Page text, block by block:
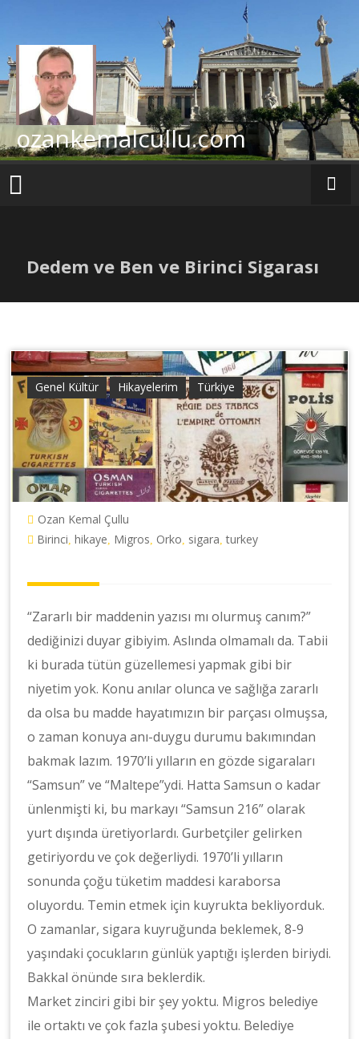
ozankemalcullu.com
Dedem ve Ben ve Birinci Sigarası
Genel Kültür Hikayelerim Türkiye
Ozan Kemal Çullu
Birinci hikaye Migros Orko sigara ,turkey
“Zararlı bir maddenin yazısı mı olurmuş canım?”
dediğinizi duyar gibiyim. Aslında olmamalı da. Tabii
ki burada tütün güzellemesi yapmak gibi bir
niyetim yok. Konu anılar olunca ve sağlığa zararlı
da olsa bu madde hayatımızın bir parçası olmuşsa,
o zaman konuya anı-duygu durumu bakımından
bakmak lazım. 1970’li yılların en gözde sigaraları
“Samsun” ve “Maltepe”ydi. Hatta Samsun o kadar
ünlenmişti ki, bu markayı “Samsun 216” olarak
yurt dışında üretiyorlardı. Gurbetçiler gelirken
getiriyordu ve çok değerliydi. 1970’li yılların
sonunda çoğu tüketim maddesi karaborsa
oluyordu. Temin etmek için kuyrukta bekliyorduk.
O zamanlar, sigara kuyruğunda beklemek, 8-9
yaşındaki çocukların günlük yaptığı işlerden biriydi.
Bakkal önünde sıra beklerdik.
Market zinciri gibi bir şey yoktu. Migros belediye
ile ortaktı ve çok fazla şubesi yoktu. Belediye